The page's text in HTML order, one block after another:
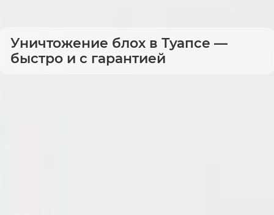
Уничтожение блох в Туапсе —
быстро и с гарантией